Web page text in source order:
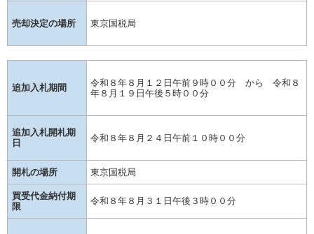
売却決定の場所 東京国税局
追加入札期間
令和８年８月１２日午前９時００分 から 令和８
年８月１９日午後５時００分
追加入札開札期
日
令和８年８月２４日午前１０時００分
開札の場所 東京国税局
買受代金納付期
限
令和８年８月３１日午後３時００分